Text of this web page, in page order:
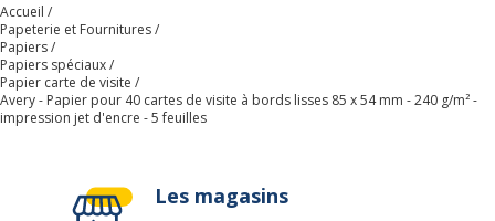
Accueil
Papeterie et Fournitures
Papiers
Papiers spéciaux
Papier carte de visite
Avery - Papier pour 40 cartes de visite à bords lisses 85 x 54 mm - 240 g/m² -
impression jet d'encre - 5 feuilles
Les magasins